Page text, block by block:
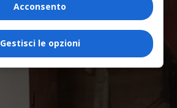
Acconsento
Gestisci le opzioni